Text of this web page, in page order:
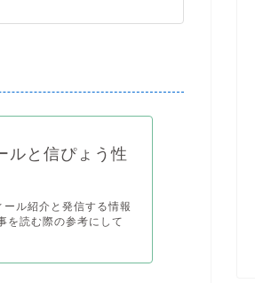
ルと信ぴょう性
ル紹介と発信する情報
を読む際の参考にして